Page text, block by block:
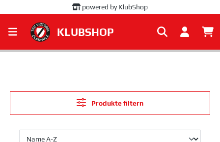
powered by KlubShop
KLUBSHOP
Produkte filtern